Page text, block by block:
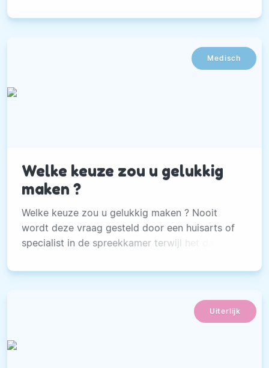
deze hachee, oftewel de negatieve prikkels, kan
chocolade of dat je je tegoed doet aan
pepernoten, banketstaven, oliebollen en
Medisch
Welke keuze zou u gelukkig
maken ?
Welke keuze zou u gelukkig maken ? Nooit
wordt deze vraag gesteld door een huisarts of
specialist in de spreekkamer terwijl het daar nu
zaken; hoeveel kans heb ik dat de behandeling
Uiterlijk